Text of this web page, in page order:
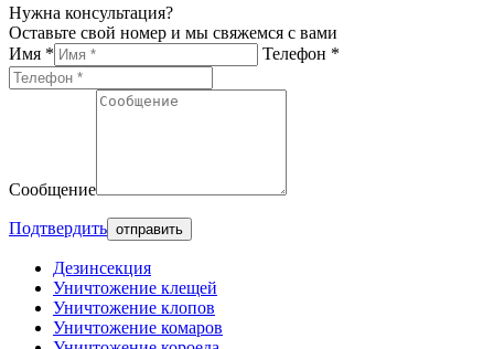
Нужна консультация?
Оставьте свой номер и мы свяжемся с вами
Имя *
Телефон *
Сообщение
Подтвердить
Дезинсекция
Уничтожение клещей
Уничтожение клопов
Уничтожение комаров